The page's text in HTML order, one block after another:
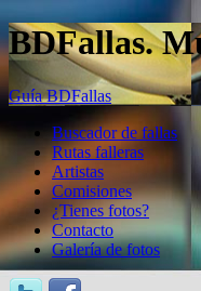
BDFallas.
Guía BDFallas
Buscador de fallas
Rutas falleras
Artistas
Comisiones
¿Tienes fotos?
Contacto
Galería de fotos